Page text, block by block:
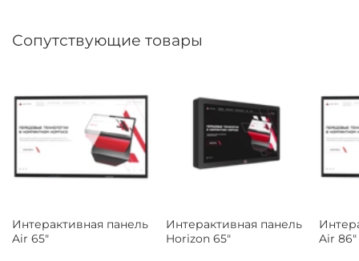
Сопутствующие товары
Интерактивная панель
Air 65"
Интерактивная панель
Horizon 65"
Air 86"